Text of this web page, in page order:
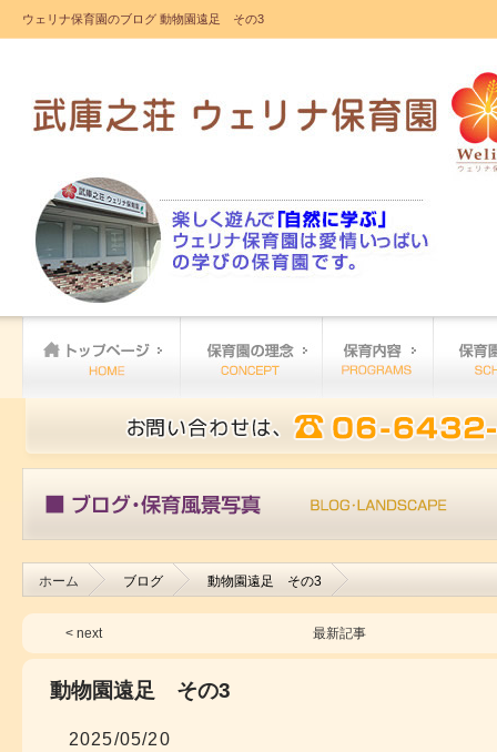
ウェリナ保育園のブログ 動物園遠足 その3
ホーム ブログ 動物園遠足 その3
< next 最新記事
動物園遠足 その3
2025/05/20